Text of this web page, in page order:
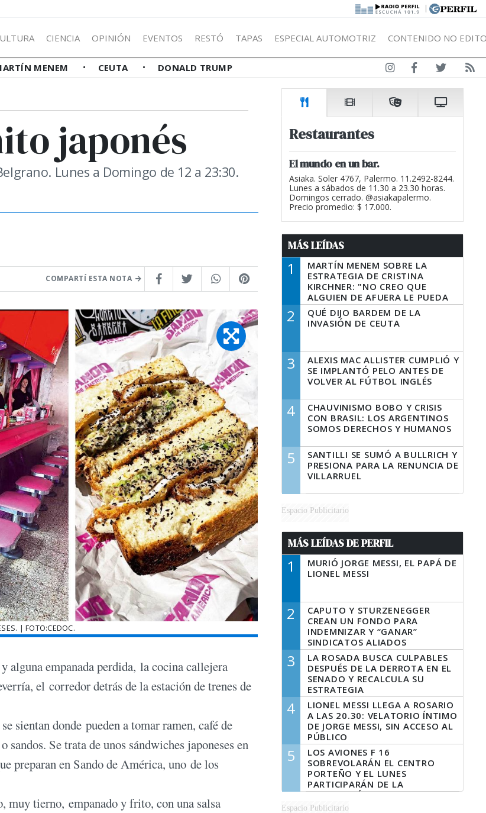
|
CIENCIA OPINIÓN EVENTOS RESTÓ TAPAS ESPECIAL AUTOMOTRIZ CONTENIDO NO
MENEM CEUTA DONALD TRUMP
japonés
Lunes a Domingo de 12 a 23:30.
COMPARTÍ ESTA NOTA
| FOTO:CEDOC.
alguna empanada perdida, la cocina callejera
el corredor detrás de la estación de trenes de
sientan donde pueden a tomar ramen, café de
Se trata de unos sándwiches japoneses en
preparan en Sando de América, uno de los
muy tierno, empanado y frito, con una salsa
Restaurantes
El mundo en un bar.
Asiaka. Soler 4767, Palermo. 11.2492-8244.
Lunes a sábados de 11.30 a 23.30 horas.
Domingos cerrado. @asiakapalermo.
Precio promedio: $ 17.000.
MÁS LEÍDAS
1
MARTÍN MENEM SOBRE LA
ESTRATEGIA DE CRISTINA
KIRCHNER: "NO CREO QUE
ALGUIEN DE AFUERA LE PUEDA
DECIR A LA JUSTICIA LO QUE
TIENE QUE HACER"
2
QUÉ DIJO BARDEM DE LA
INVASIÓN DE CEUTA
3
ALEXIS MAC ALLISTER CUMPLIÓ Y
SE IMPLANTÓ PELO ANTES DE
VOLVER AL FÚTBOL INGLÉS
4
CHAUVINISMO BOBO Y CRISIS
CON BRASIL: LOS ARGENTINOS
SOMOS DERECHOS Y HUMANOS
5
SANTILLI SE SUMÓ A BULLRICH Y
PRESIONA PARA LA RENUNCIA DE
VILLARRUEL
Espacio Publicitario
MÁS LEÍDAS DE PERFIL
1
MURIÓ JORGE MESSI, EL PAPÁ DE
LIONEL MESSI
2
CAPUTO Y STURZENEGGER
CREAN UN FONDO PARA
INDEMNIZAR Y “GANAR”
SINDICATOS ALIADOS
3
LA ROSADA BUSCA CULPABLES
DESPUÉS DE LA DERROTA EN EL
SENADO Y RECALCULA SU
ESTRATEGIA
4
LIONEL MESSI LLEGA A ROSARIO
A LAS 20.30: VELATORIO ÍNTIMO
DE JORGE MESSI, SIN ACCESO AL
PÚBLICO
5
LOS AVIONES F 16
SOBREVOLARÁN EL CENTRO
PORTEÑO Y EL LUNES
PARTICIPARÁN DE LA
CELEBRACIÓN DE LA FUERZA
AÉREA
Espacio Publicitario